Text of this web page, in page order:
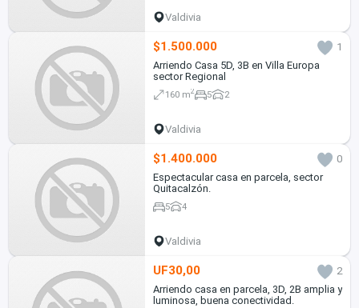
Valdivia
$1.500.000
1
Arriendo Casa 5D, 3B en Villa Europa
sector Regional
160 m2 5 2
Valdivia
$1.400.000
0
Espectacular casa en parcela, sector
Quitacalzón.
5 4
Valdivia
UF30,00
2
Arriendo casa en parcela, 3D, 2B amplia y
luminosa, buena conectividad.